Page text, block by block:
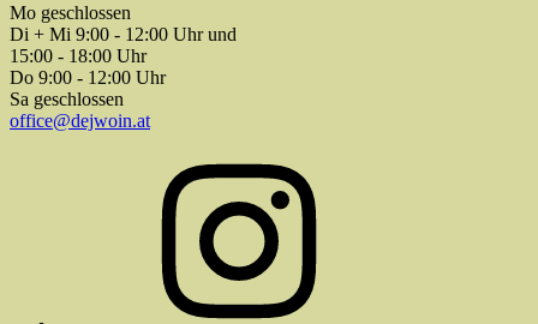
Mo geschlossen
Di + Mi 9:00 - 12:00 Uhr und
15:00 - 18:00 Uhr
Do 9:00 - 12:00 Uhr
Sa geschlossen
office@dejwoin.at